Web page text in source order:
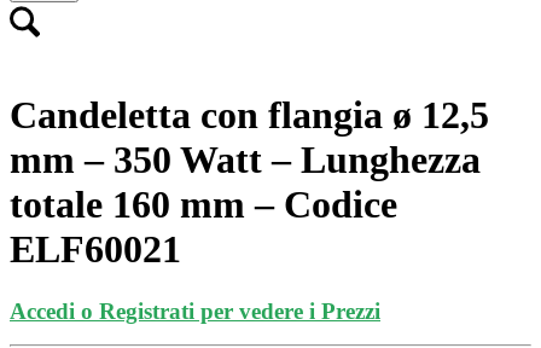
Candeletta con flangia ø 12,5
mm – 350 Watt – Lunghezza
totale 160 mm – Codice
ELF60021
Accedi o Registrati per vedere i Prezzi